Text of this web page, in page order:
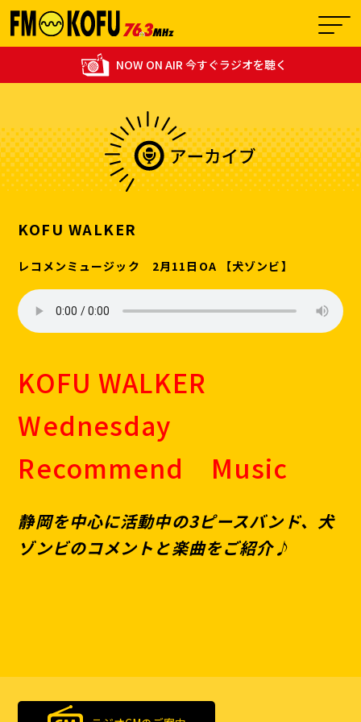
07:00 - 07:24
Morning Community
NOW ON AIR 今すぐラジオを聴く
KOFU WALKER
レコメンミュージック 2月11日OA 【犬ゾンビ】
KOFU WALKER
Wednesday
Recommend Music
静岡を中心に活動中の3ピースバンド、犬
ゾンビのコメントと楽曲をご紹介♪